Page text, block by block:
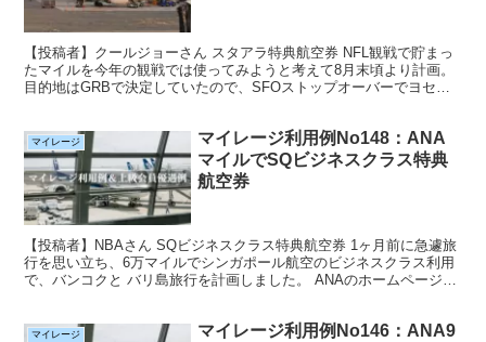
【投稿者】クールジョーさん スタアラ特典航空券 NFL観戦で貯まっ
たマイルを今年の観戦では使ってみようと考えて8月末頃より計画。
目的地はGRBで決定していたので、SFOストップオーバーでヨセミ
マイレージ
マイレージ利用例No148：ANA
マイルでSQビジネスクラス特典
航空券
【投稿者】NBAさん SQビジネスクラス特典航空券 1ヶ月前に急遽旅
行を思い立ち、6万マイルでシンガポール航空のビジネスクラス利用
で、バンコクと バリ島旅行を計画しました。 ANAのホームページ
マイレージ
マイレージ利用例No146：ANA9